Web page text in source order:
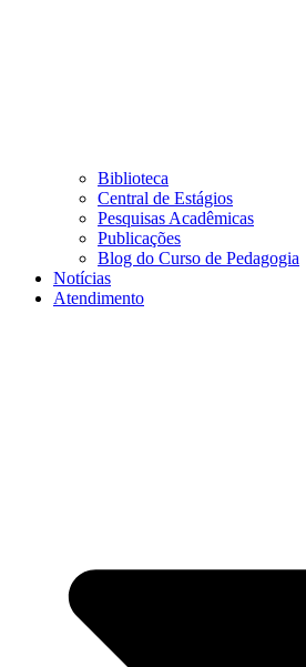
Biblioteca
Central de Estágios
Pesquisas Acadêmicas
Publicações
Blog do Curso de Pedagogia
Notícias
Atendimento